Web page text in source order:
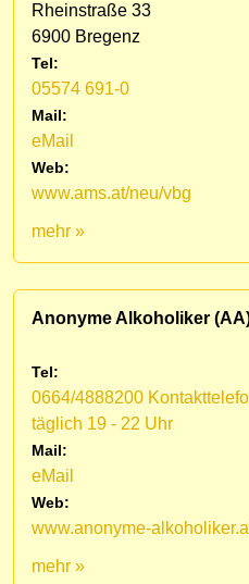
Rheinstraße 33
6900 Bregenz
Tel:
05574 691-0
Mail:
eMail
Web:
www.ams.at/neu/vbg
mehr »
Anonyme Alkoholiker
Tel:
0664/4888200
täglich 19 - 22 Uhr
Mail:
eMail
Web:
www.anonyme-
mehr »